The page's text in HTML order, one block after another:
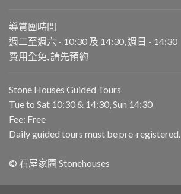
導賞團時間
週二至週六 - 10:30 及 14:30, 週日 - 14:30
費用全免, 請先預約
Stone Houses Guided Tours
Tue to Sat 10:30 & 14:30, Sun 14:30
Fee: Free
Daily guided tours must be pre-registered.
© 石屋家園 Stonehouses